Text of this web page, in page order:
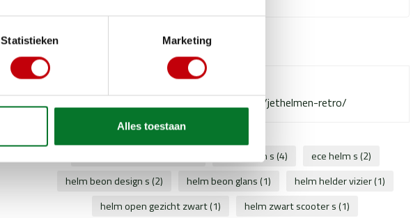
Statistieken Marketing
Alles toestaan
Gerelateerde producten
TypeError: Failed to fetch
https://www.scooteronderdelen.com/helmen/jethelmen-retro/
beon helm s(4) ece helm s(2)
helm beon design s(2) helm beon glans(1) helm helder vizier(1)
helm open gezicht zwart(1) helm zwart scooter s(1)